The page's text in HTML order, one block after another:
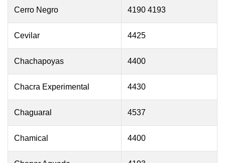
Cerro Negro 4190 4193
Cevilar 4425
Chachapoyas 4400
Chacra Experimental 4430
Chaguaral 4537
Chamical 4400